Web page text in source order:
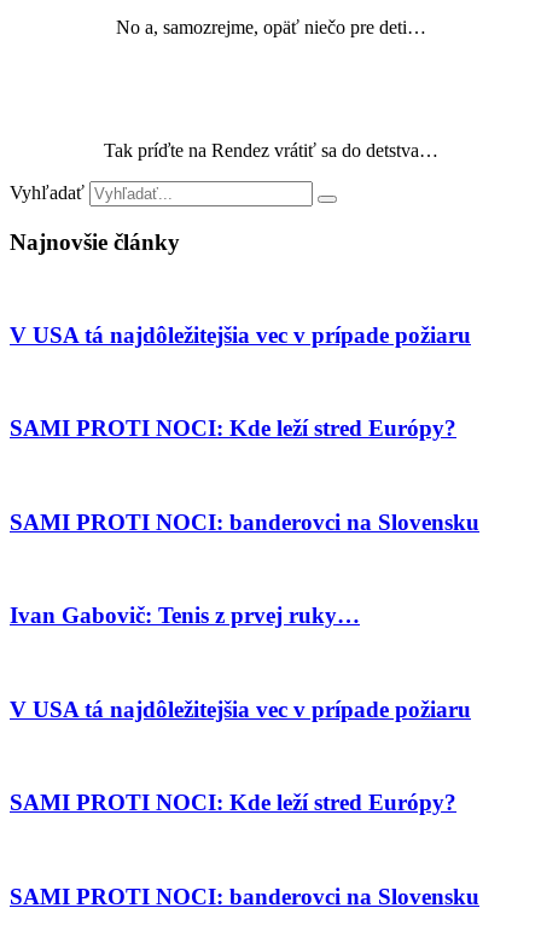
No a, samozrejme, opäť niečo pre deti…
Tak príďte na Rendez vrátiť sa do detstva…
Vyhľadať
Najnovšie články
V USA tá najdôležitejšia vec v prípade požiaru
SAMI PROTI NOCI: Kde leží stred Európy?
SAMI PROTI NOCI: banderovci na Slovensku
Ivan Gabovič: Tenis z prvej ruky…
V USA tá najdôležitejšia vec v prípade požiaru
SAMI PROTI NOCI: Kde leží stred Európy?
SAMI PROTI NOCI: banderovci na Slovensku